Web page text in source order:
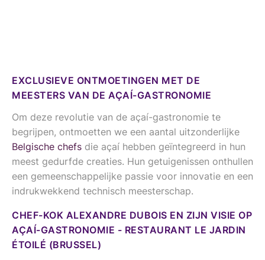
EXCLUSIEVE ONTMOETINGEN MET DE
MEESTERS VAN DE AÇAÍ-GASTRONOMIE
Om deze revolutie van de açaí-gastronomie te
begrijpen, ontmoetten we een aantal uitzonderlijke
Belgische chefs die açaí hebben geïntegreerd in hun
meest gedurfde creaties. Hun getuigenissen onthullen
een gemeenschappelijke passie voor innovatie en een
indrukwekkend technisch meesterschap.
CHEF-KOK ALEXANDRE DUBOIS EN ZIJN VISIE OP
AÇAÍ-GASTRONOMIE - RESTAURANT LE JARDIN
ÉTOILÉ (BRUSSEL)